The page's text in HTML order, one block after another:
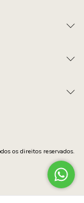
os direitos reservados.